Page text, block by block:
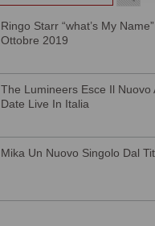
Ringo Starr “what’s My
Ottobre 2019
The Lumineers Esce Il Nuovo
Date Live In Italia
Mika Un Nuovo Singolo Dal